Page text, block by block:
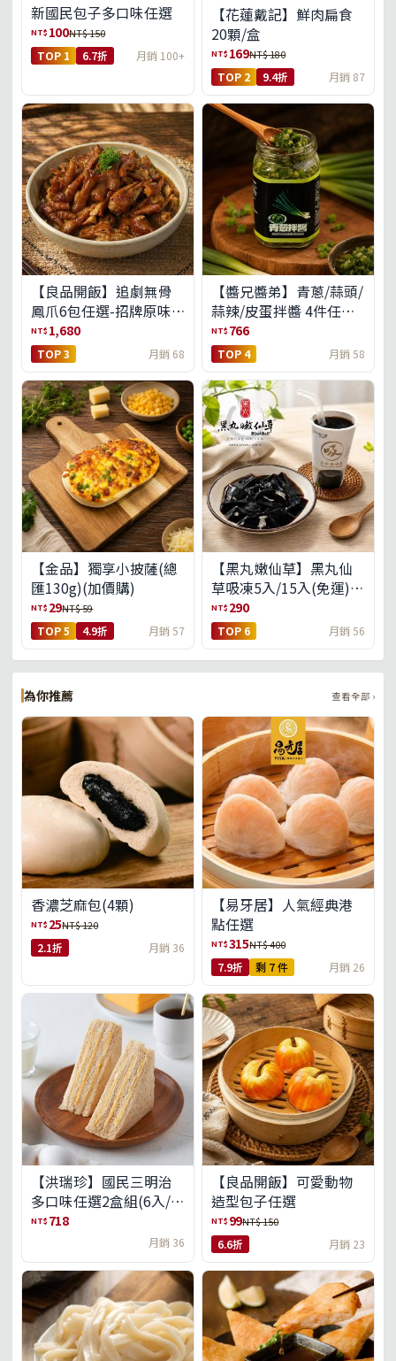
新國民包子多口味任選
NT$ 100NT$ 150
TOP 1 6.7折 月銷 100+
【花蓮戴記】鮮肉扁食
20顆/盒
NT$ 169NT$ 180
TOP 2 9.4折 月銷 87
【良品開飯】追劇無骨
鳳爪6包任選-招牌原味/
濃濃蒜香/過癮麻辣(免運
組)
NT$ 1,680
TOP 3 月銷 68
【醬兄醬弟】青蔥/蒜頭/
蒜辣/皮蛋拌醬 4件任選
(免運組)
NT$ 766
TOP 4 月銷 58
【金品】獨享小披薩(總
匯130g)(加價購)
NT$ 29NT$ 59
TOP 5 4.9折 月銷 57
【黑丸嫩仙草】黑丸仙
草吸凍5入/15入(免運)
(預購中8/14出貨)
NT$ 290
TOP 6 月銷 56
為你推薦 查看全部 ›
香濃芝麻包(4顆)
NT$ 25NT$ 120
2.1折 月銷 36
【易牙居】人氣經典港
點任選
NT$315NT$ 400
7.9折 剩 7 件 月銷 26
【洪瑞珍】國民三明治
多口味任選2盒組(6入/
盒)(免運)
NT$ 718
月銷 36
【良品開飯】可愛動物
造型包子任選
NT$ 99NT$ 150
6.6折 月銷 23